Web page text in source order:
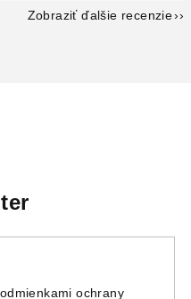
Zobraziť ďalšie recenzie
ochrany